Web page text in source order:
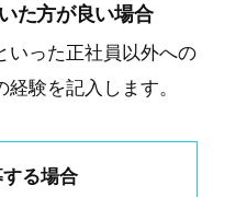
た方が良い場合
いった正社員以外への
験を記入します。
る場合